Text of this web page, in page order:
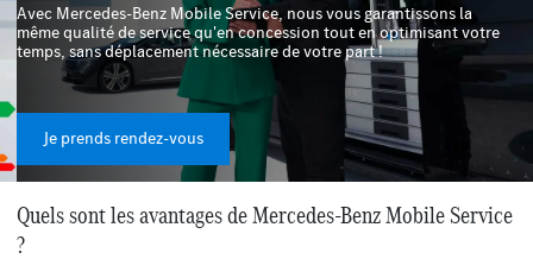
Avec Mercedes-Benz Mobile Service, nous vous garantissons la
même qualité de service qu'en concession tout en optimisant votre
temps, sans déplacement nécessaire de votre part !
Je prends rendez-vous
Quels sont les avantages de Mercedes-Benz Mobile Service
?